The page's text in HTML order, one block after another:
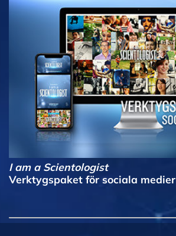
I am a Scientologist
Verktygspaket för sociala medier